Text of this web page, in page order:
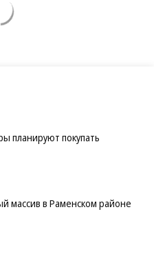
планируют покупать
массив в Раменском районе